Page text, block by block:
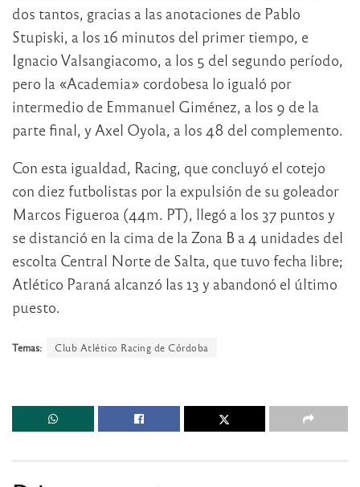
dos tantos, gracias a las anotaciones de Pablo
Stupiski, a los 16 minutos del primer tiempo, e
Ignacio Valsangiacomo, a los 5 del segundo período,
pero la «Academia» cordobesa lo igualó por
intermedio de Emmanuel Giménez, a los 9 de la
parte final, y Axel Oyola, a los 48 del complemento.
Con esta igualdad, Racing, que concluyó el cotejo
con diez futbolistas por la expulsión de su goleador
Marcos Figueroa (44m. PT), llegó a los 37 puntos y
se distanció en la cima de la Zona B a 4 unidades del
escolta Central Norte de Salta, que tuvo fecha libre;
Atlético Paraná alcanzó las 13 y abandonó el último
puesto.
Temas: Club Atlético Racing de Córdoba